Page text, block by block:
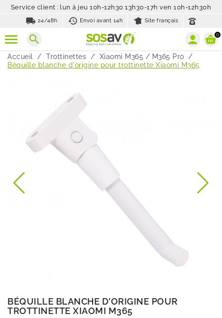
Service client : lun à jeu 10h-12h30 13h30-17h ven 10h-12h30h
local_shipping 24/48h history_toggle_off
Envoi avant 14h Site français
search 0
Accueil Trottinettes
Xiaomi M365 / M365 Pro
Béquille blanche d'origine pour trottinette Xiaomi M365
BÉQUILLE BLANCHE D'ORIGINE POUR
TROTTINETTE XIAOMI M365